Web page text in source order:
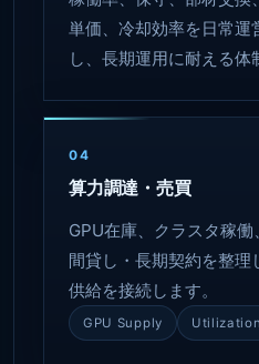
単価、冷却効率を日常運
し、長期運用に耐える体
04
算力調達・売買
GPU在庫、クラスタ稼
間貸し・長期契約を整理
供給を接続します。
GPU Supply Utilization